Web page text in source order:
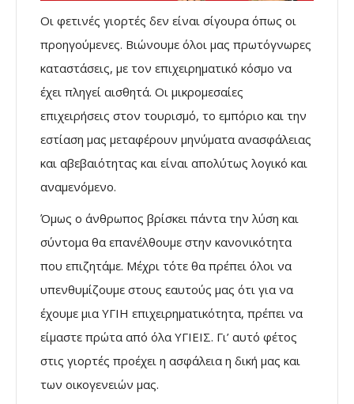
Οι φετινές γιορτές δεν είναι σίγουρα όπως οι
προηγούμενες. Βιώνουμε όλοι μας πρωτόγνωρες
καταστάσεις, με τον επιχειρηματικό κόσμο να
έχει πληγεί αισθητά. Οι μικρομεσαίες
επιχειρήσεις στον τουρισμό, το εμπόριο και την
εστίαση μας μεταφέρουν μηνύματα ανασφάλειας
και αβεβαιότητας και είναι απολύτως λογικό και
αναμενόμενο.
Όμως ο άνθρωπος βρίσκει πάντα την λύση και
σύντομα θα επανέλθουμε στην κανονικότητα
που επιζητάμε. Μέχρι τότε θα πρέπει όλοι να
υπενθυμίζουμε στους εαυτούς μας ότι για να
έχουμε μια ΥΓΙΗ επιχειρηματικότητα, πρέπει να
είμαστε πρώτα από όλα ΥΓΙΕΙΣ. Γι’ αυτό φέτος
στις γιορτές προέχει η ασφάλεια η δική μας και
των οικογενειών μας.